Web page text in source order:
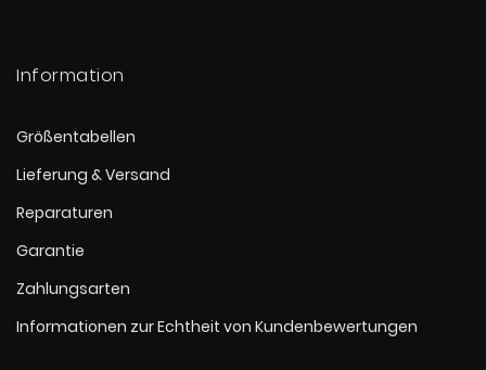
Information
Größentabellen
Lieferung & Versand
Reparaturen
Garantie
Zahlungsarten
Informationen zur Echtheit von Kundenbewertungen